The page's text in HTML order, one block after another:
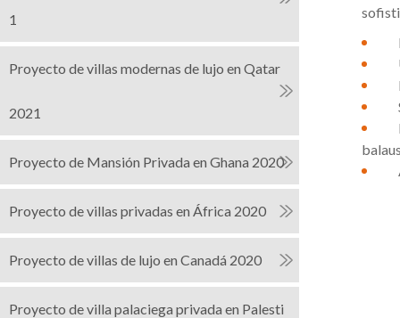
1
Proyecto de villas modernas de lujo en Qatar
2021
Proyecto de Mansión Privada en Ghana 2020
Proyecto de villas privadas en África 2020
Proyecto de villas de lujo en Canadá 2020
Proyecto de villa palaciega privada en Palesti